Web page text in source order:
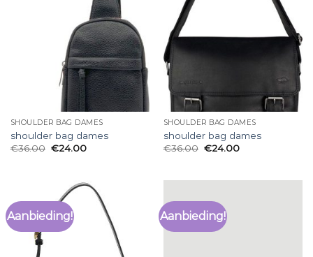
SHOULDER BAG DAMES
shoulder bag dames
€36.00 €24.00
SHOULDER BAG DAMES
shoulder bag dames
€36.00 €24.00
Aanbieding! Aanbieding!